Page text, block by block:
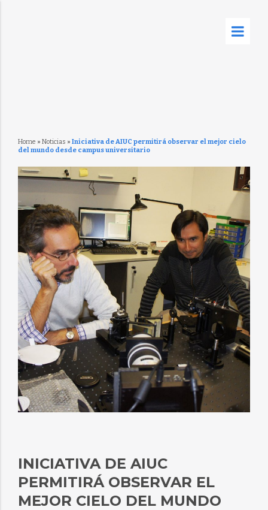
Home » Noticias » Iniciativa de AIUC permitirá observar el mejor cielo
del mundo desde campus universitario
INICIATIVA DE AIUC
PERMITIRÁ OBSERVAR EL
MEJOR CIELO DEL MUNDO